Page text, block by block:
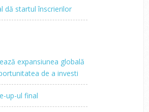
dă startul înscrierilor
expansiunea globală
de a investi
up-ul final